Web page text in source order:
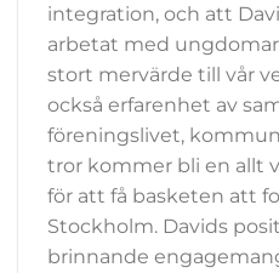
integration, och att
arbetat med
stort mervärde till vår
också erfarenhet av
föreningslivet,
tror kommer bli en allt
för att få basketen att
Stockholm. Davids
brinnande